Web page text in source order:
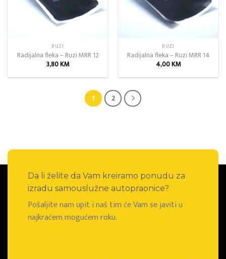
RUZI
Radijalna fleka – Ruzi MRR 12
3,80KM
RUZI
Radijalna fleka – Ruzi MRR 14
4,00KM
1 2
Da li želite da Vam kreiramo ponudu za
izradu samouslužne autopraonice?
Pošaljite nam upit i naš tim će Vam se javiti u
najkraćem mogućem roku.